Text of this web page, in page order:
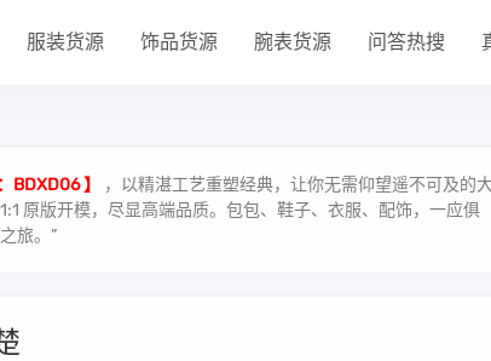
服装货源 饰品货源 腕表货源 问答热搜
BDXD06 】
，以精湛工艺重塑经典，让你无需仰望遥不可及的
原版开模，尽显高端品质。包包、鞋子、衣服、配饰，一应俱
旅。”